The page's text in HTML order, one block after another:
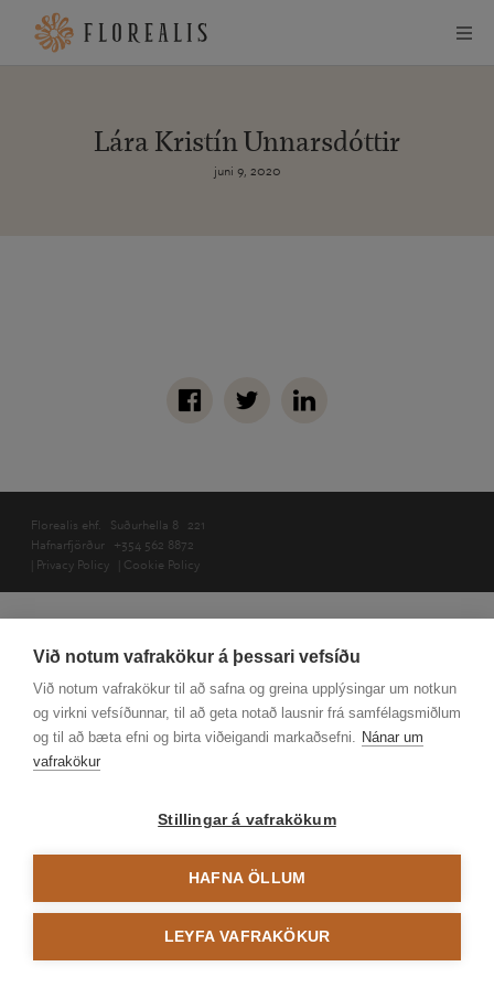
Við notum vafrakökur á þessari vefsíðu
Við notum vafrakökur til að safna og greina upplýsingar um notkun
og virkni vefsíðunnar, til að geta notað lausnir frá samfélagsmiðlum
og til að bæta efni og birta viðeigandi markaðsefni. Nánar um
vafrakökur
Stillingar á vafrakökum
HAFNA ÖLLUM
LEYFA VAFRAKÖKUR
Lára Kristín Unnarsdóttir
juni 9, 2020
Florealis ehf. Suðurhella 8
221
Hafnarfjörður
+354 562 8872
Privacy Policy Cookie Policy